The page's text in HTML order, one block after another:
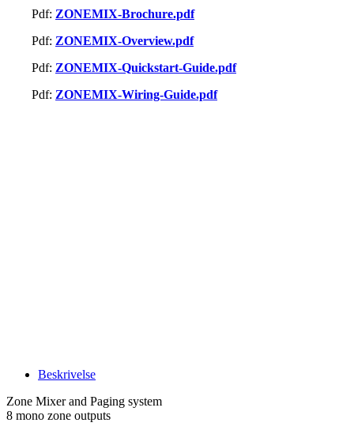
Pdf: ZONEMIX-Brochure.pdf
Pdf: ZONEMIX-Overview.pdf
Pdf: ZONEMIX-Quickstart-Guide.pdf
Pdf: ZONEMIX-Wiring-Guide.pdf
Beskrivelse
Zone Mixer and Paging system
8 mono zone outputs